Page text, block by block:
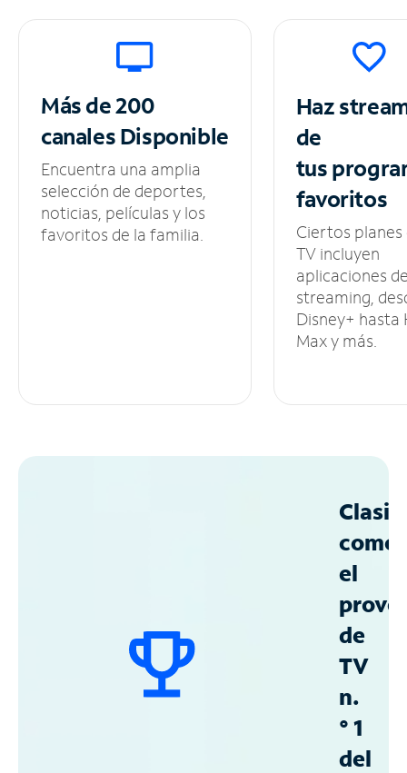
Más de 200
canalesDisponible
Encuentra una amplia
selección de deportes,
noticias, películas y los
favoritos de la familia.
Haz
de
tus
favoritos
Ciertos planes
TV incluyen
aplicaciones
streaming,
Disney+ hasta
Max y más.
como
el
de
TV
n.
° 1
del